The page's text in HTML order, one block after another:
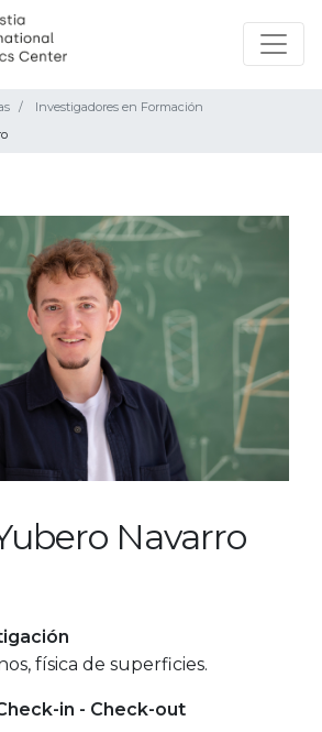
Investigadores en Formación
Navarro
física de superficies.
in - Check-out